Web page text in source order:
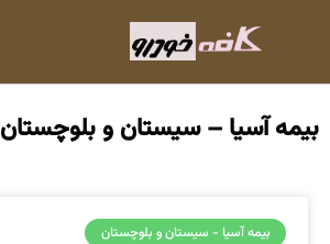
بیمه آسیا – سیستان و بلوچستان
بیمه آسیا - سیستان و بلوچستان